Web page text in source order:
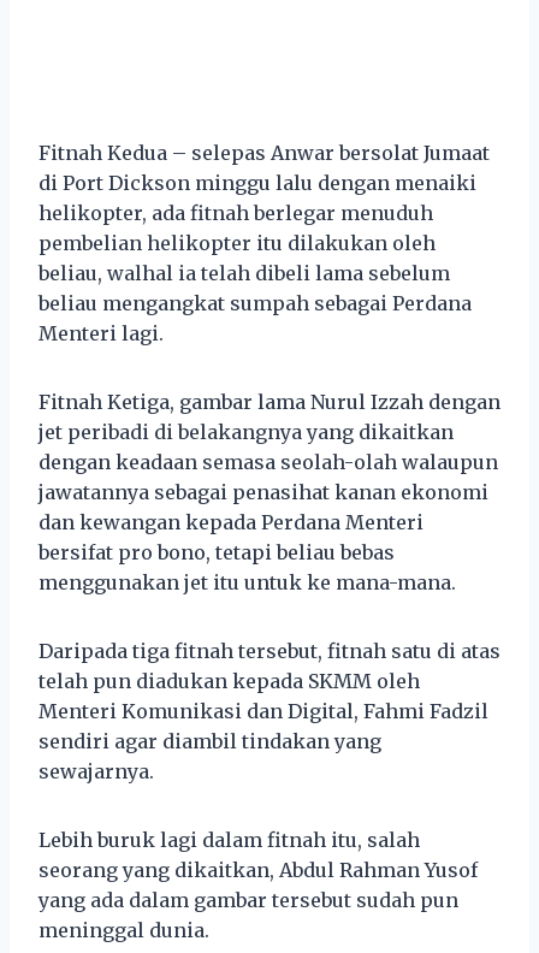
Fitnah Kedua – selepas Anwar bersolat Jumaat
di Port Dickson minggu lalu dengan menaiki
helikopter, ada fitnah berlegar menuduh
pembelian helikopter itu dilakukan oleh
beliau, walhal ia telah dibeli lama sebelum
beliau mengangkat sumpah sebagai Perdana
Menteri lagi.
Fitnah Ketiga, gambar lama Nurul Izzah dengan
jet peribadi di belakangnya yang dikaitkan
dengan keadaan semasa seolah-olah walaupun
jawatannya sebagai penasihat kanan ekonomi
dan kewangan kepada Perdana Menteri
bersifat pro bono, tetapi beliau bebas
menggunakan jet itu untuk ke mana-mana.
Daripada tiga fitnah tersebut, fitnah satu di atas
telah pun diadukan kepada SKMM oleh
Menteri Komunikasi dan Digital, Fahmi Fadzil
sendiri agar diambil tindakan yang
sewajarnya.
Lebih buruk lagi dalam fitnah itu, salah
seorang yang dikaitkan, Abdul Rahman Yusof
yang ada dalam gambar tersebut sudah pun
meninggal dunia.